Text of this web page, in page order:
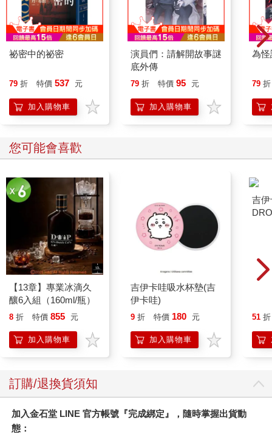
之一，因此當他修成正果之後，那粒正果當然就特別大顆喔；而
咒語中所提到的隱月及日根，則是同屬上真之道中的《紫文經》
裡頭的段落名稱，因此從這裡就可以知道這個咒語的修煉體系，
煉。
這裡補充一下，所有的上真之道照說都有好幾個先備修煉需要滿
足，用現代化說叫做前置技能點，這個前面沒點好就直接跳去後
面的話，那是練不出什麼花來的，因為最基本的專注能力或者存
想能力都還跟紙糊的一樣，所以在這邊大家先當做故事看看就
修煉先弄得純熟了，那麼也自然會有人跑出來跟你說下一步該怎
麼走的。道門之中比起徒弟找師父，更流行師父找徒弟喔，反正
就是一種貴圈真傲嬌的狀態這樣。
閒話休提，繼續咒語。
‧六合清鍊，百神受恩‧
這裡的「六合」，在道書註釋中是鬢下，也就是鬢角區域。意思
是除了頭殼裡面的腦神、頭殼外面的髮神以外，連這些邊邊角角
的地方都要照顧到喔。隨著咒語的誦念，人的心念會自然掃過念
到的地方，因此在此又加上了鬢角阿美人尖啊來補強一下咒語的
‧畢，咽液三過‧
一邊梳頭髮、一邊念咒語。念完之後我們吞嚥口水三次。
如果是平常有靜坐習慣，或者有練習過正念的各位，在放鬆的專
祕密中的祕密
79 折 特價 537 元
加入購物車
演員們：請解開故事謎
底外傳
79 折 特價 95 元
加入購物車
為怪
79 折
您可能會喜歡
【13章】專業冰滴久
釀6入組（160ml/瓶）
8 折 特價 855 元
加入購物車
吉伊卡哇吸水杯墊(吉
伊卡哇)
9 折 特價 180 元
加入購物車
水
兔
51 折
訂購/退換貨須知
加入金石堂 LINE 官方帳號『完成綁定』，隨時掌握出貨動
態：